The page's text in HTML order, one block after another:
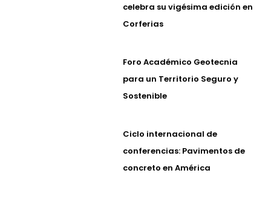
celebra su vigésima edición en
Corferias
Foro Académico Geotecnia
para un Territorio Seguro y
Sostenible
Ciclo internacional de
conferencias: Pavimentos de
concreto en América